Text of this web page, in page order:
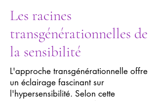
Les racines
transgénérationnelles de
la sensibilité
L'approche transgénérationnelle offre
un éclairage fascinant sur
l'hypersensibilité. Selon cette